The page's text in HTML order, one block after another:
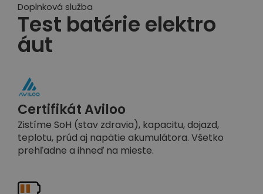
Doplnková služba
Test batérie elektro
áut
Certifikát Aviloo
Zistíme SoH (stav zdravia), kapacitu, dojazd,
teplotu, prúd aj napätie akumulátora. Všetko
prehľadne a ihneď na mieste.